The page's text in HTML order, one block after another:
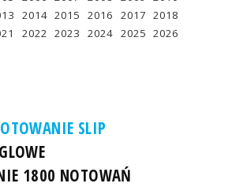
2014 2015 2016 2017 2018
2022 2023 2024 2025 2026
SLIP
1800 NOTOWAŃ